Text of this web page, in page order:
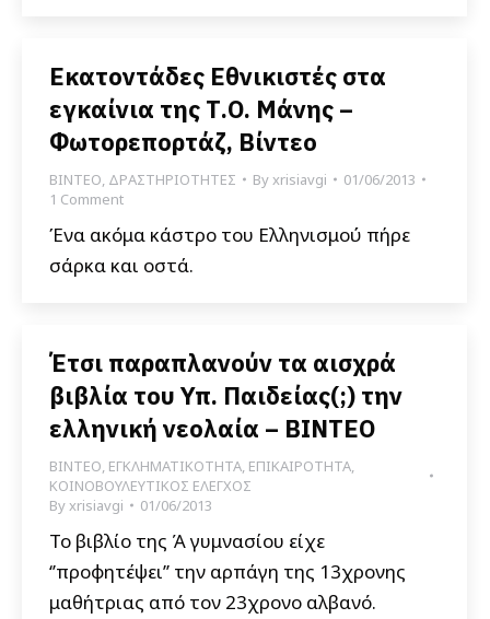
Εκατοντάδες Εθνικιστές στα
εγκαίνια της Τ.Ο. Μάνης –
Φωτορεπορτάζ, Βίντεο
ΒΙΝΤΕΟ, ΔΡΑΣΤΗΡΙΟΤΗΤΕΣ Byxrisiavgi
01/06/2013
1 Comment
Ένα ακόμα κάστρο του Ελληνισμού πήρε
σάρκα και οστά.
Έτσι παραπλανούν τα αισχρά
βιβλία του Υπ. Παιδείας(;) την
ελληνική νεολαία – ΒΙΝΤΕΟ
ΒΙΝΤΕΟ, ΕΓΚΛΗΜΑΤΙΚΟΤΗΤΑ, ΕΠΙΚΑΙΡΟΤΗΤΑ,
ΚΟΙΝΟΒΟΥΛΕΥΤΙΚΟΣ ΕΛΕΓΧΟΣ
Byxrisiavgi 01/06/2013
Το βιβλίο της Ά γυμνασίου είχε
‘’προφητέψει’’ την αρπάγη της 13χρονης
μαθήτριας από τον 23χρονο αλβανό.